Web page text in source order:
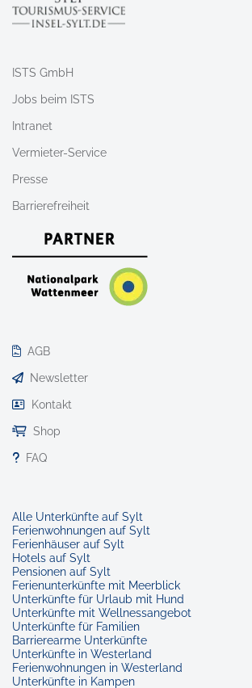
ISTS GmbH
Jobs beim ISTS
Intranet
Vermieter-Service
Presse
Barrierefreiheit
AGB
Newsletter
Kontakt
Shop
FAQ
Alle Unterkünfte auf Sylt
Ferienwohnungen auf Sylt
Ferienhäuser auf Sylt
Hotels auf Sylt
Pensionen auf Sylt
Ferienunterkünfte mit Meerblick
Unterkünfte für Urlaub mit Hund
Unterkünfte mit Wellnessangebot
Unterkünfte für Familien
Barrierearme Unterkünfte
Unterkünfte in Westerland
Ferienwohnungen in Westerland
Unterkünfte in Kampen